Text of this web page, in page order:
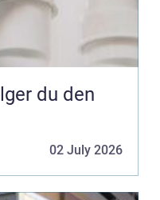
02 July 2026